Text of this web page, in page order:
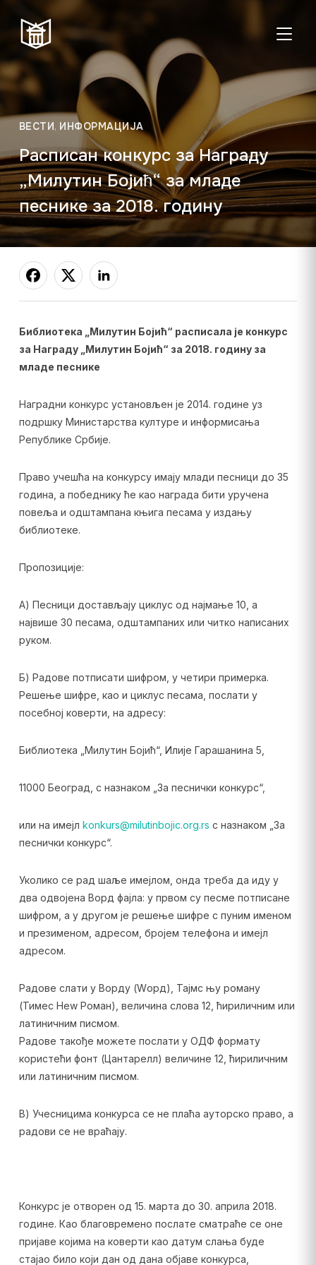
ВЕСТИ, ИНФОРМАЦИЈА
Расписан конкурс за Награду
„Милутин Бојић“ за младе
песнике за 2018. годину
Библиотека „Милутин Бојић“ расписала је конкурс
за Награду „Милутин Бојић“ за 2018. годину за
младе песнике
Наградни конкурс установљен је 2014. године уз
подршку Министарства културе и информисања
Републике Србије.
Право учешћа на конкурсу имају млади песници до 35
година, а победнику ће као награда бити уручена
повеља и одштампана књига песама у издању
библиотеке.
Пропозиције:
А) Песници достављају циклус од најмање 10, а
највише 30 песама, одштампаних или читко написаних
руком.
Б) Радове потписати шифром, у четири примерка.
Решење шифре, као и циклус песама, послати у
посебној коверти, на адресу:
Библиотека „Милутин Бојић“, Илије Гарашанина 5,
11000 Београд, с назнаком „За песнички конкурс“,
или на имејл konkurs@milutinbojic.org.rs с назнаком „За
песнички конкурс“.
Уколико се рад шаље имејлом, онда треба да иду у
два одвојена Ворд фајла: у првом су песме потписане
шифром, а у другом је решење шифре с пуним именом
и презименом, адресом, бројем телефона и имејл
адресом.
Радове слати у Ворду (Wорд), Тајмс њу роману
(Тимес Неw Роман), величина слова 12, ћириличним или
латиничним писмом.
Радове такође можете послати у ОДФ формату
користећи фонт (Цантарелл) величине 12, ћириличним
или латиничним писмом.
В) Учесницима конкурса се не плаћа ауторско право, а
радови се не враћају.
Конкурс је отворен од 15. марта до 30. априла 2018.
године. Као благовремено послате сматраће се оне
пријаве којима на коверти као датум слања буде
стајао било који дан од дана објаве конкурса,
08:00–20:00
Студентска
читаоница: 08:00–
23:00
08:00–
14:00
Нед:
Затворено
Радно време од 06. јула до 29. августа